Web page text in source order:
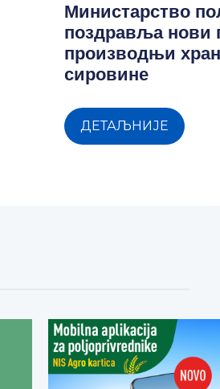
Министарство
поздравља нови
производњи
сировине
ДЕТАЉНИЈЕ